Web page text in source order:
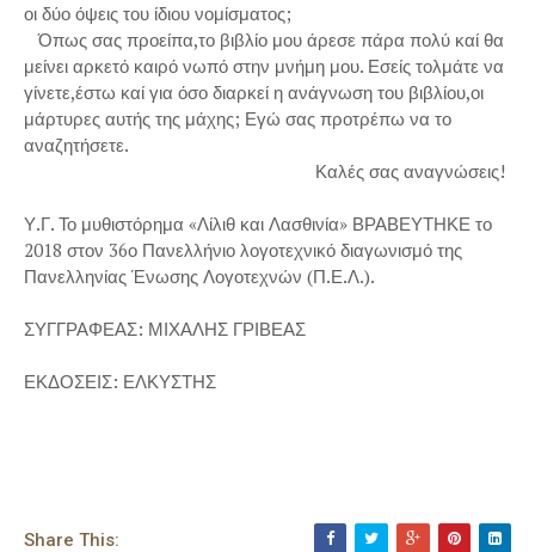
οι δύο όψεις του ίδιου νομίσματος;
Όπως σας προείπα,το βιβλίο μου άρεσε πάρα πολύ καί θα
μείνει αρκετό καιρό νωπό στην μνήμη μου. Εσείς τολμάτε να
γίνετε,έστω καί για όσο διαρκεί η ανάγνωση του βιβλίου,οι
μάρτυρες αυτής της μάχης; Εγώ σας προτρέπω να το
αναζητήσετε.
Καλές σας αναγνώσεις!
Υ.Γ. Το μυθιστόρημα «Λίλιθ και Λασθινία» ΒΡΑΒΕΥΤΗΚΕ το
2018 στον 36ο Πανελλήνιο λογοτεχνικό διαγωνισμό της
Πανελληνίας Ένωσης Λογοτεχνών (Π.Ε.Λ.).
ΣΥΓΓΡΑΦΕΑΣ: ΜΙΧΑΛΗΣ ΓΡΙΒΕΑΣ
ΕΚΔΟΣΕΙΣ: ΕΛΚΥΣΤΗΣ
Share This: